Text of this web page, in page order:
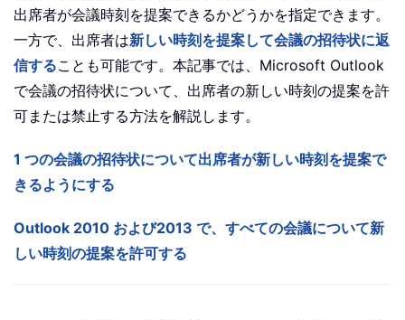
出席者が会議時刻を提案できるかどうかを指定できます。
一方で、出席者は新しい時刻を提案して会議の招待状に返
信することも可能です。本記事では、Microsoft Outlook
で会議の招待状について、出席者の新しい時刻の提案を許
可または禁止する方法を解説します。
1 つの会議の招待状について出席者が新しい時刻を提案で
きるようにする
Outlook 2010 および2013 で、すべての会議について新
しい時刻の提案を許可する